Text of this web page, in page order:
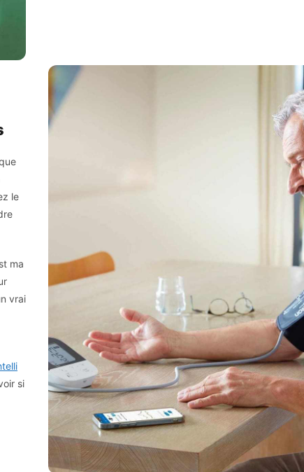
le
ma
vrai
si